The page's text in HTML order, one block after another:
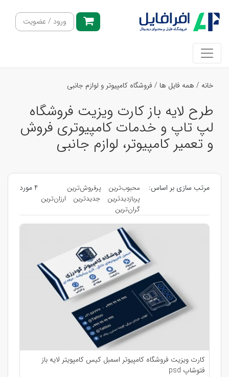
ورود / عضویت
خانه / همه فایل ها / فروشگاه کامپیوتر و لوازم جانبی
طرح لایه باز کارت ویزیت فروشگاه
لپ تاپ و خدمات کامپیوتری فروش
و تعمیر کامپیوتر، لوازم جانبی
مرتب سازی بر اساس: محبوب‌ترین
پرفروش‌ترین
پربازدیدترین
جدیدترین
ارزان‌ترین
گران‌ترین
4 مورد
کارت ویزیت فروشگاه کامپیوتر اسمبل کیس کامپویتر لایه باز
فتوشاپ psd